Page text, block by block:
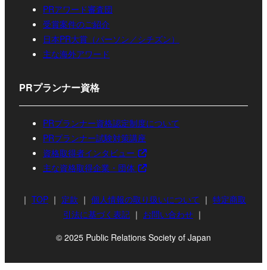
PRアワード審査団
受賞案件のご紹介
日本PR大賞（パーソン／シチズン）
主な海外アワード
PRプランナー資格
PRプランナー資格認定制度について
PRプランナー試験対策講座
資格取得者インタビュー
主な資格取得企業・団体
｜ TOP ｜ 定款 ｜ 個人情報の取り扱いについて ｜ 特定商取
引法に基づく表記 ｜ お問い合わせ ｜
© 2025 Public Relations Society of Japan